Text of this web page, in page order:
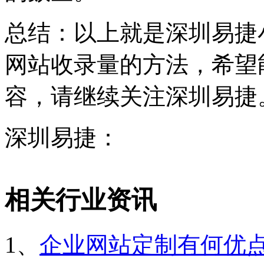
总结：以上就是深圳易
网站收录量的方法，希
容，请继续关注深圳易捷
深圳易捷：
相关行业资讯
1、 企业网站定制有何优